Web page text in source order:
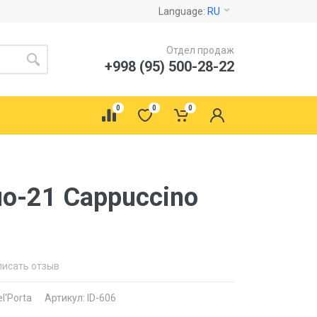
Language: RU
Отдел продаж
+998 (95) 500-28-22
0 0 0
21 Cappuccino
отзыв
Артикул: ID-606